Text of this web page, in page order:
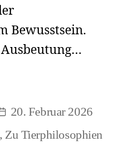
Bewusstsein.
20. Februar 2026
Zu Tierphilosophien